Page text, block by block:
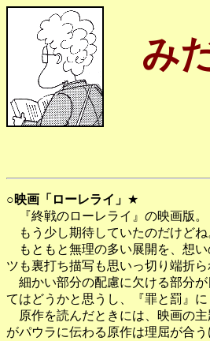
み
○映画「ローレライ」 ★
『終戦のローレライ』の映画版。
もう少し期待していたのだけどね
もともと無理の多い展開を、想い
ツも裏打ち描写も思いっ切り端折
細かい部分の配慮に欠ける部分が
てはどうかと思うし、『罪と罰』
原作を読んだときには、映画の主
がパウラに伝わる原作は理屈が合